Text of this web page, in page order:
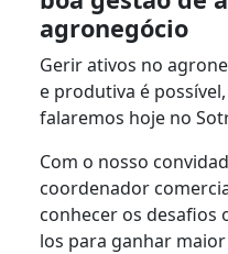
agronegócio
Gerir ativos no
e produtiva é
falaremos hoje no
Com o nosso
coordenador
conhecer os desafios
los para ganhar